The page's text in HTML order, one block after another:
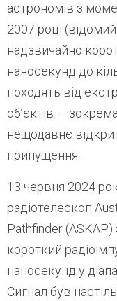
астрономів з
2007 році
надзвичайно
наносекунд до
походять від
об’єктів —
нещодавнє
припущення.
13 червня 2024
радіотелескоп
Pathfinder
короткий
наносекунд у
Сигнал був